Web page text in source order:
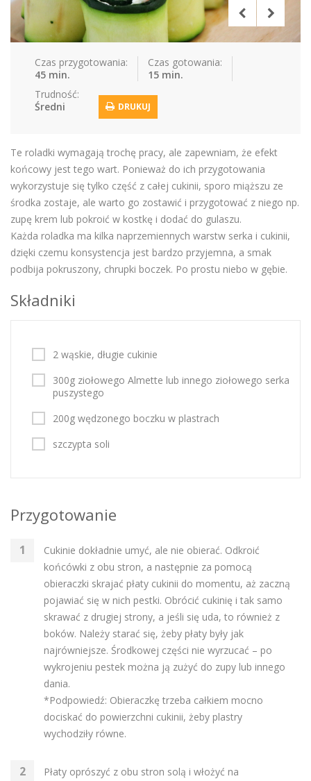
Czas przygotowania:
45 min.
Czas gotowania:
15 min.
Trudność:
Średni
DRUKUJ
Te roladki wymagają trochę pracy, ale zapewniam, że efekt
końcowy jest tego wart. Ponieważ do ich przygotowania
wykorzystuje się tylko część z całej cukinii, sporo miąższu ze
środka zostaje, ale warto go zostawić i przygotować z niego np.
zupę krem lub pokroić w kostkę i dodać do gulaszu.
Każda roladka ma kilka naprzemiennych warstw serka i cukinii,
dzięki czemu konsystencja jest bardzo przyjemna, a smak
podbija pokruszony, chrupki boczek. Po prostu niebo w gębie.
Składniki
2 wąskie, długie cukinie
300g ziołowego Almette lub innego ziołowego serka
puszystego
200g wędzonego boczku w plastrach
szczypta soli
Przygotowanie
Cukinie dokładnie umyć, ale nie obierać. Odkroić
końcówki z obu stron, a następnie za pomocą
obieraczki skrajać płaty cukinii do momentu, aż zaczną
pojawiać się w nich pestki. Obrócić cukinię i tak samo
skrawać z drugiej strony, a jeśli się uda, to również z
boków. Należy starać się, żeby płaty były jak
najrówniejsze. Środkowej części nie wyrzucać – po
wykrojeniu pestek można ją zużyć do zupy lub innego
dania.
*Podpowiedź: Obieraczkę trzeba całkiem mocno
dociskać do powierzchni cukinii, żeby plastry
wychodziły równe.
Płaty oprószyć z obu stron solą i włożyć na